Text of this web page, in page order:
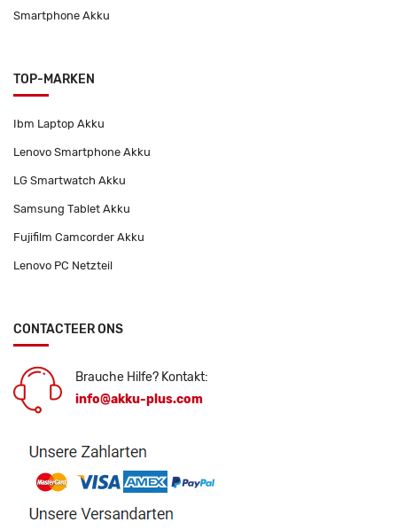
Smartphone Akku
TOP-MARKEN
Ibm Laptop Akku
Lenovo Smartphone Akku
LG Smartwatch Akku
Samsung Tablet Akku
Fujifilm Camcorder Akku
Lenovo PC Netzteil
CONTACTEER ONS
Brauche Hilfe? Kontakt:
info@akku-plus.com